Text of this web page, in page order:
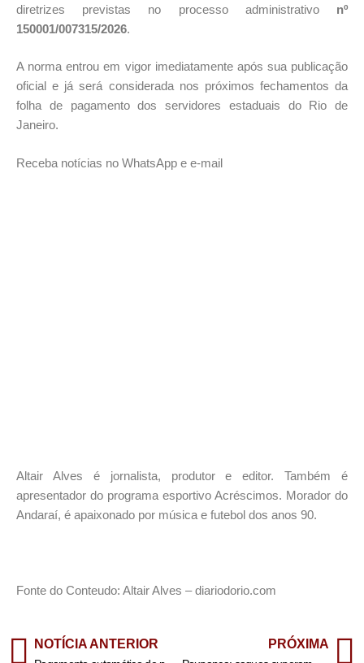
diretrizes previstas no processo administrativo nº
150001/007315/2026.
A norma entrou em vigor imediatamente após sua publicação
oficial e já será considerada nos próximos fechamentos da
folha de pagamento dos servidores estaduais do Rio de
Janeiro.
Receba notícias no WhatsApp e e-mail
Altair Alves é jornalista, produtor e editor. Também é
apresentador do programa esportivo Acréscimos. Morador do
Andaraí, é apaixonado por música e futebol dos anos 90.
Fonte do Conteudo: Altair Alves – diariodorio.com
NOTÍCIA ANTERIOR PRÓXIMA